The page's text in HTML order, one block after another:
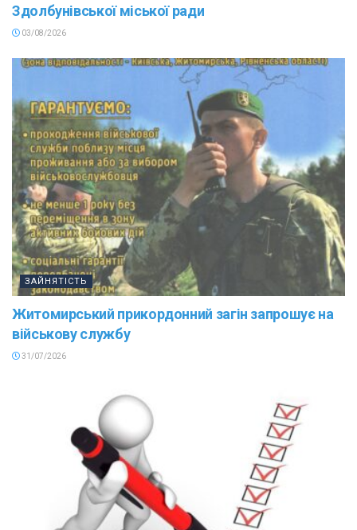
Здолбунівської міської ради
03/08/2026
ЗАЙНЯТІСТЬ
Житомирський прикордонний загін запрошує на
військову службу
31/07/2026